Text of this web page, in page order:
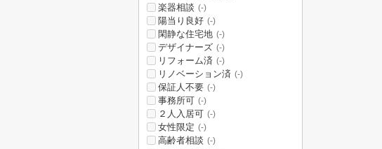
楽器相談 (-)
陽当り良好 (-)
閑静な住宅地 (-)
デザイナーズ (-)
リフォーム済 (-)
リノベーション済 (-)
保証人不要 (-)
事務所可 (-)
２人入居可 (-)
女性限定 (-)
高齢者相談 (-)